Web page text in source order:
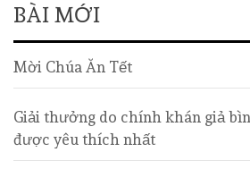
BÀI MỚI
Mời Chúa Ăn Tết
Giải thưởng do chính khán giả
được yêu thích nhất